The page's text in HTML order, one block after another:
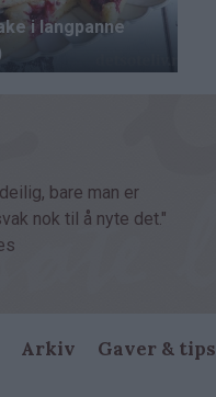
bare man er
nok til å nyte det."
Arkiv Gaver & tips